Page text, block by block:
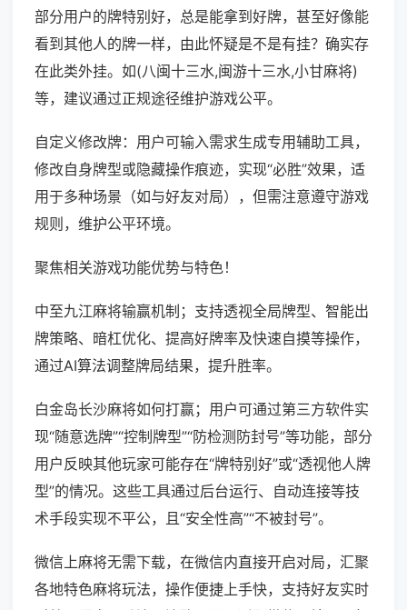
部分用户的牌特别好，总是能拿到好牌，甚至好像能
看到其他人的牌一样，由此怀疑是不是有挂？确实存
在此类外挂。如(八闽十三水,闽游十三水,小甘麻将)
等，建议通过正规途径维护游戏公平。
自定义修改牌：用户可输入需求生成专用辅助工具，
修改自身牌型或隐藏操作痕迹，实现“必胜”效果，适
用于多种场景（如与好友对局），但需注意遵守游戏
规则，维护公平环境。
聚焦相关游戏功能优势与特色！
中至九江麻将输赢机制；支持透视全局牌型、智能出
牌策略、暗杠优化、提高好牌率及快速自摸等操作，
通过AI算法调整牌局结果，提升胜率。
白金岛长沙麻将如何打赢；用户可通过第三方软件实
现“随意选牌”“控制牌型”“防检测防封号”等功能，部分
用户反映其他玩家可能存在“牌特别好”或“透视他人牌
型”的情况。这些工具通过后台运行、自动连接等技
术手段实现不平公，且“安全性高”“不被封号”。
微信上麻将无需下载，在微信内直接开启对局，汇聚
各地特色麻将玩法，操作便捷上手快，支持好友实时